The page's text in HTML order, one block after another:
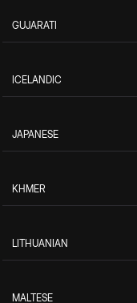
GUJARATI
ICELANDIC
JAPANESE
KHMER
LITHUANIAN
MALTESE